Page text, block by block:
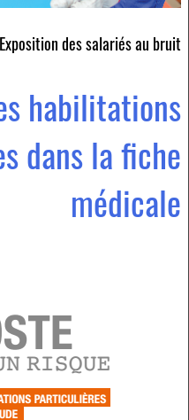
Exposition des salariés au bruit
habilitations
dans la fiche
médicale